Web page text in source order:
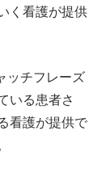
く看護が提供
ッチフレーズ
いる患者さ
看護が提供で